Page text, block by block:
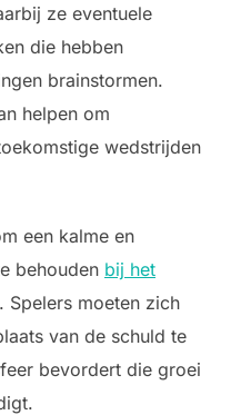
ze eventuele
die hebben
brainstormen.
helpen om
wedstrijden
een kalme en
behouden bij het
Spelers moeten zich
van de schuld te
bevordert die groei